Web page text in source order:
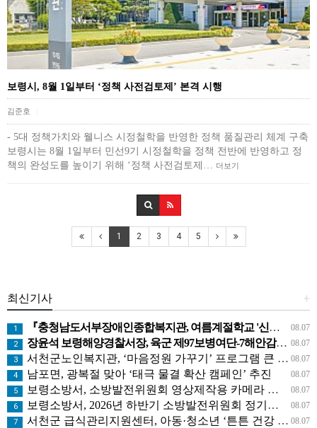
보령시, 8월 1일부터 ‘정책 사전검토제’ 본격 시행
김준호
- 5대 정책가치와 웰니스 시정철학을 반영한 정책 품질관리 체계 구축
보령시는 8월 1일부터 민선9기 시정철학을 정책 전반에 반영하고 정
책의 완성도를 높이기 위해 ‘정책 사전검토제…
더보기
1 2 3 4 5
+
최신기사
08.07
1 『충청남도서부장애인종합복지관, 여름계절학교 '신나는 여름탐험대' 성료』
08.07
2 장윤석 보령해양경찰서장, 육군 제97보병여단-7해안감시대대 방문… 밀입국 차단 공조 강화
08.07
3 서천군노인복지관, ‘마음정원 가꾸기’ 프로그램 큰 호응
08.07
4 남포면, 광복절 맞아 ‘태극 물결 확산 캠페인’ 추진
08.07
5 보령소방서, 소방발전위원회 영상제작용 카메라 기탁으로 영상 홍보 역량 강화
08.07
6 보령소방서, 2026년 하반기 소방발전위원회 정기회의 개최
08.07
7 서천군 급식관리지원센터, 아동·청소년 ‘튼튼 건강 교실’ 운영